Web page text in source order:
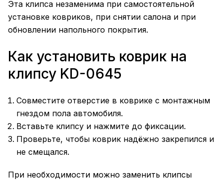
Эта клипса незаменима при самостоятельной
установке ковриков, при снятии салона и при
обновлении напольного покрытия.
Как установить коврик на
клипсу KD-0645
Совместите отверстие в коврике с монтажным
гнездом пола автомобиля.
Вставьте клипсу и нажмите до фиксации.
Проверьте, чтобы коврик надёжно закрепился и
не смещался.
При необходимости можно заменить клипсы